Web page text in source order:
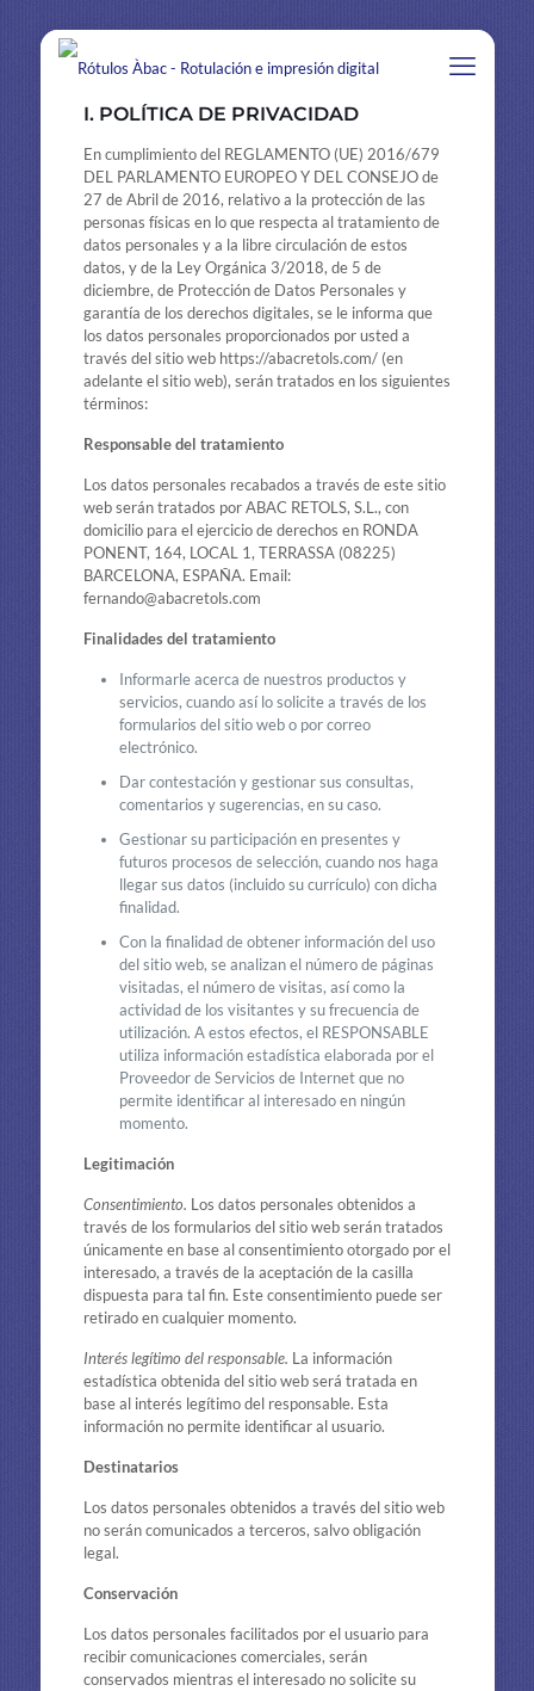
I. POLÍTICA DE PRIVACIDAD
En cumplimiento del REGLAMENTO (UE) 2016/679
DEL PARLAMENTO EUROPEO Y DEL CONSEJO de
27 de Abril de 2016, relativo a la protección de las
personas físicas en lo que respecta al tratamiento de
datos personales y a la libre circulación de estos
datos, y de la Ley Orgánica 3/2018, de 5 de
diciembre, de Protección de Datos Personales y
garantía de los derechos digitales, se le informa que
los datos personales proporcionados por usted a
través del sitio web https://abacretols.com/ (en
adelante el sitio web), serán tratados en los siguientes
términos:
Responsable del tratamiento
Los datos personales recabados a través de este sitio
web serán tratados por ABAC RETOLS, S.L., con
domicilio para el ejercicio de derechos en RONDA
PONENT, 164, LOCAL 1, TERRASSA (08225)
BARCELONA, ESPAÑA. Email:
fernando@abacretols.com
Finalidades del tratamiento
Informarle acerca de nuestros productos y
servicios, cuando así lo solicite a través de los
formularios del sitio web o por correo
electrónico.
Dar contestación y gestionar sus consultas,
comentarios y sugerencias, en su caso.
Gestionar su participación en presentes y
futuros procesos de selección, cuando nos haga
llegar sus datos (incluido su currículo) con dicha
finalidad.
Con la finalidad de obtener información del uso
del sitio web, se analizan el número de páginas
visitadas, el número de visitas, así como la
actividad de los visitantes y su frecuencia de
utilización. A estos efectos, el RESPONSABLE
utiliza información estadística elaborada por el
Proveedor de Servicios de Internet que no
permite identificar al interesado en ningún
momento.
Legitimación
Consentimiento. Los datos personales obtenidos a
través de los formularios del sitio web serán tratados
únicamente en base al consentimiento otorgado por el
interesado, a través de la aceptación de la casilla
dispuesta para tal fin. Este consentimiento puede ser
retirado en cualquier momento.
Interés legítimo del responsable. La información
estadística obtenida del sitio web será tratada en
base al interés legítimo del responsable. Esta
información no permite identificar al usuario.
Destinatarios
Los datos personales obtenidos a través del sitio web
no serán comunicados a terceros, salvo obligación
legal.
Conservación
Los datos personales facilitados por el usuario para
recibir comunicaciones comerciales, serán
conservados mientras el interesado no solicite su